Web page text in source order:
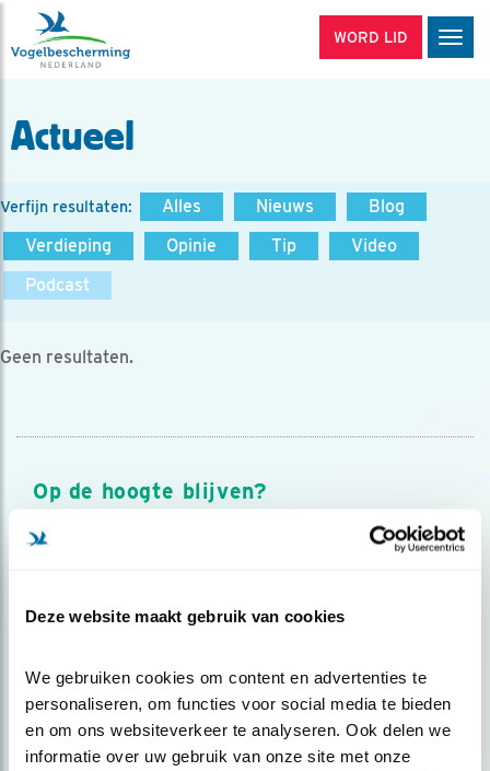
Deze website maakt gebruik van cookies
We gebruiken cookies om content en advertenties te
personaliseren, om functies voor social media te bieden
en om ons websiteverkeer te analyseren. Ook delen we
informatie over uw gebruik van onze site met onze
WORD LID
Actueel
Verfijn resultaten: Alles Nieuws
Blog
Verdieping
Opinie Tip
Video
Podcast
Geen resultaten.
Op de hoogte blijven?
Meld je aan en ontvang nieuws, inspiratie, acties en tips
over vogels en activiteiten van Vogelbescherming.